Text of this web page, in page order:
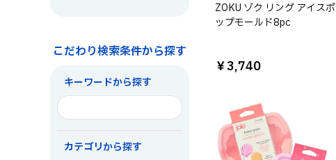
こだわり検索条件から探す
キーワードから探す
カテゴリから探す
ZOKU ゾク リング アイスポ
ップモールド8pc
￥3,740